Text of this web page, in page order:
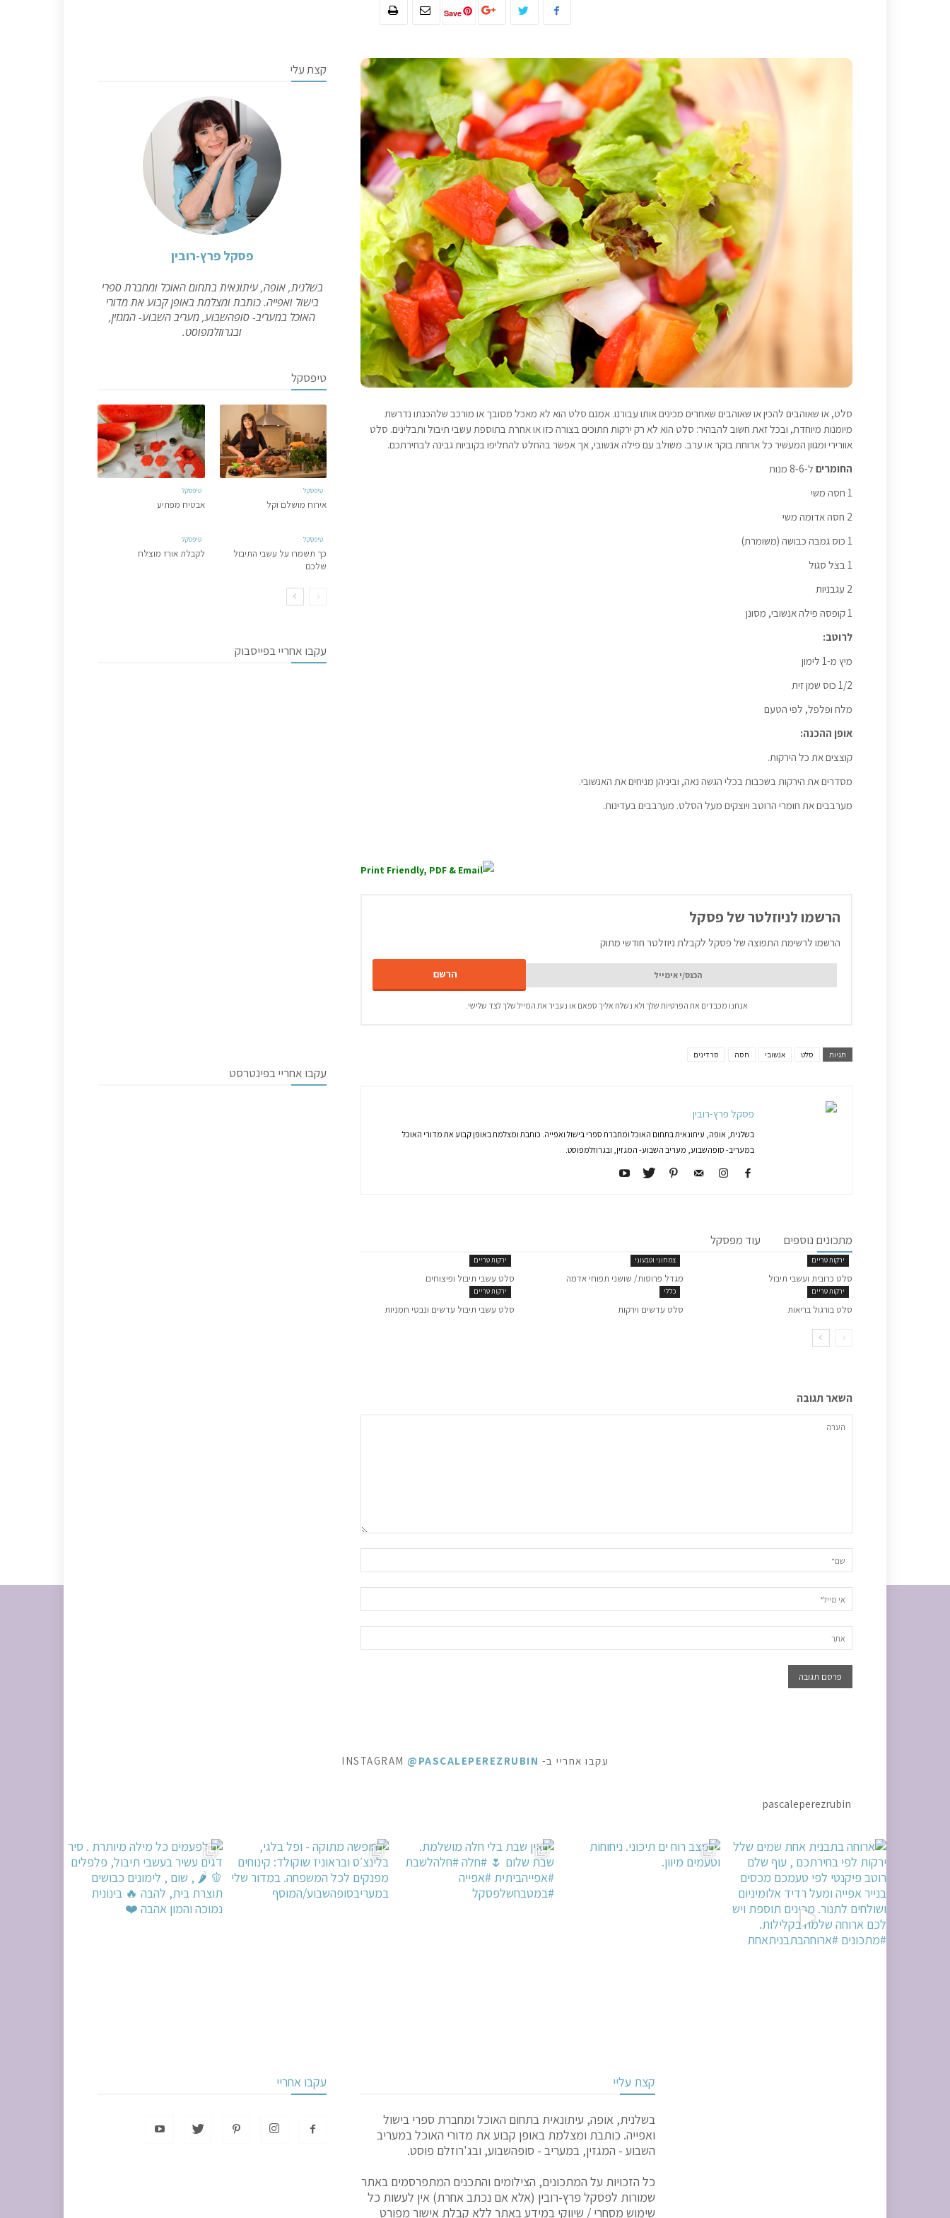
Save
סלט, או שאוהבים להכין או שאוהבים שאחרים מכינים אותו עבורנו. אמנם סלט הוא לא מאכל מסובך או מורכב שלהכנתו נדרשת
מיומנות מיוחדת, ובכל זאת חשוב להבהיר: סלט הוא לא רק ירקות חתוכים בצורה כזו או אחרת בתוספת עשבי תיבול ותבלינים. סלט
אוורירי ומגוון המעשיר כל ארוחת בוקר או ערב. משולב עם פילה אנשובי, אך אפשר בהחלט להחליפו בקוביות גבינה לבחירתכם.
החומרים ל-8-6 מנות
1 חסה משי
2 חסה אדומה משי
1 כוס גמבה כבושה (משומרת)
1 בצל סגול
2 עגבניות
1 קופסה פילה אנשובי, מסונן
לרוטב:
מיץ מ-1 לימון
1/2 כוס שמן זית
מלח ופלפל, לפי הטעם
אופן ההכנה:
קוצצים את כל הירקות.
מסדרים את הירקות בשכבות בכלי הגשה נאה, וביניהן מניחים את האנשובי.
מערבבים את חומרי הרוטב ויוצקים מעל הסלט. מערבבים בעדינות.
הרשמו לניוזלטר של פסקל
הרשמו לרשימת התפוצה של פסקל לקבלת ניוזלטר חודשי מתוק
אנחנו מכבדים את הפרטיות שלך ולא נשלח אליך ספאם או נעביר את המייל שלך לצד שלישי.
תגיות סלט אנשובי חסה סרדינים
פסקל פרץ-רובין
בשלנית, אופה, עיתונאית בתחום האוכל ומחברת ספרי בישול ואפייה. כותבת ומצלמת באופן קבוע את מדורי האוכל
במעריב- סופהשבוע, מעריב השבוע- המגזין, ובגרוזלמפוסט.
מתכונים נוספים עוד מפסקל
ירקות טריים
סלט כרובית ועשבי תיבול
צמחוני וטבעוני
מגדל פרוסות/ שושני תפוחי אדמה
ירקות טריים
סלט עשבי תיבול ופיצוחים
ירקות טריים
סלט בורגול בריאות
כללי
סלט עדשים וירקות
ירקות טריים
סלט עשבי תיבול עדשים ונבטי חמניות
השאר תגובה
קצת עלי
פסקל פרץ-רובין
בשלנית, אופה, עיתונאית בתחום האוכל ומחברת ספרי
בישול ואפייה. כותבת ומצלמת באופן קבוע את מדורי
האוכל במעריב- סופהשבוע, מעריב השבוע- המגזין,
ובגרוזלמפוסט.
טיפסקל
טיפסקל
אירוח מושלם וקל
טיפסקל
אבטיח מפתיע
טיפסקל
כך תשמרו על עשבי התיבול
שלכם
טיפסקל
לקבלת אורז מוצלח
עקבו אחריי בפייסבוק
עקבו אחריי בפינטרסט
עקבו אחריי ב- INSTAGRAM @PASCALEPEREZRUBIN
pascaleperezrubin
מצב רוח ים תיכוני. ניחוחות וטעמים מיוון.
אין שבת בלי חלה מושלמת. שבת שלום 🌷 #חלה #חלהלשבת #חופשה מתוקה - ופל בלגי, בלינצ׳ס ובראוניז שוקולד: ק⁨ לפעמים כל מילה מיותרת . סיר דגים עשיר בעשבי תיבו
קצת עליי
בשלנית, אופה, עיתונאית בתחום האוכל ומחברת ספרי בישול
ואפייה. כותבת ומצלמת באופן קבוע את מדורי האוכל במעריב
השבוע - המגזין, במעריב - סופהשבוע, ובג'רוזלם פוסט.
כל הזכויות על המתכונים, הצילומים והתכנים המתפרסמים באתר
שמורות לפסקל פרץ-רובין (אלא אם נכתב אחרת) אין לעשות כל
שימוש מסחרי / שיווקי במידע באתר ללא קבלת אישור מפורט
עקבו אחריי